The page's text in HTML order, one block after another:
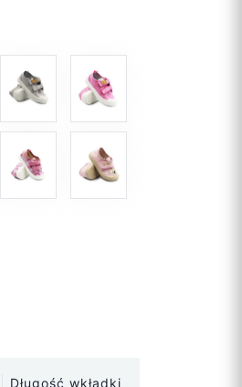
Długość wkładki